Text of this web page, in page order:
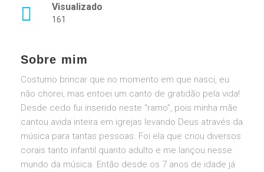
Visualizado
161
Sobre mim
Costumo brincar que no momento em que nasci, eu
não chorei, mas entoei um canto de gratidão pela vida!
Desde cedo fui inserido neste “ramo”, pois minha mãe
cantou avida inteira em igrejas levando Deus através da
música para tantas pessoas. Foi ela que criou diversos
corais tanto infantil quanto adulto e me lançou nesse
mundo da música. Então desde os 7 anos de idade já